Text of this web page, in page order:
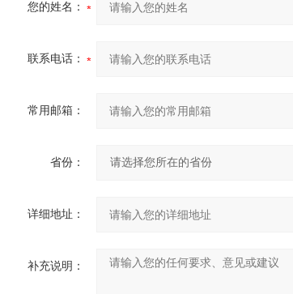
您的姓名：
联系电话：
常用邮箱：
省份：
详细地址：
补充说明：